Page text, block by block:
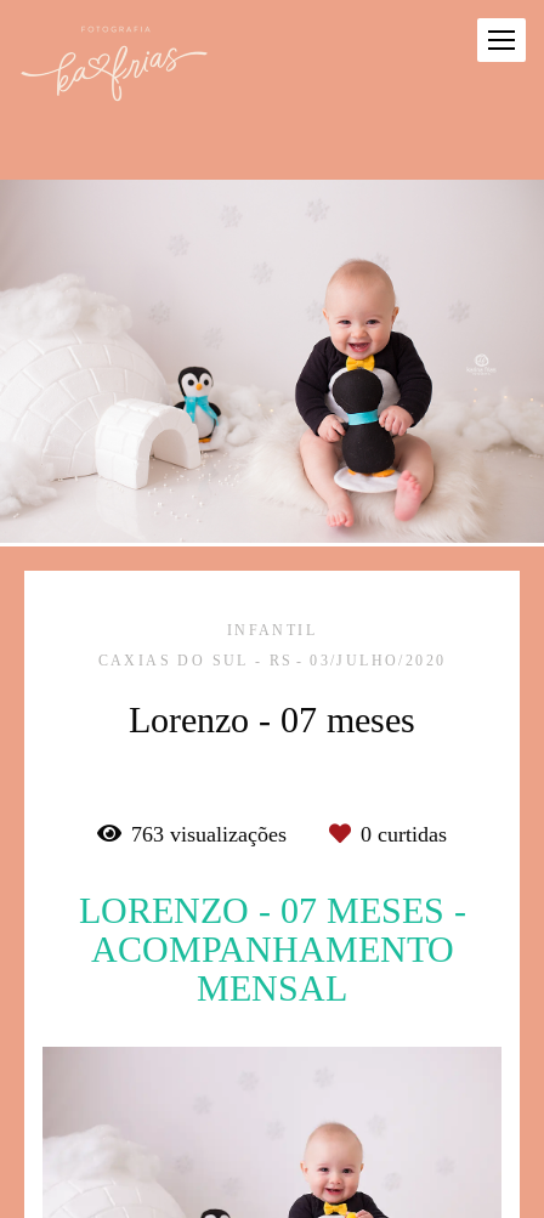
INFANTIL
CAXIAS DO SUL - RS
03/JULHO/2020
Lorenzo - 07 meses
763 visualizações 0 curtidas
LORENZO - 07 MESES -
ACOMPANHAMENTO
MENSAL